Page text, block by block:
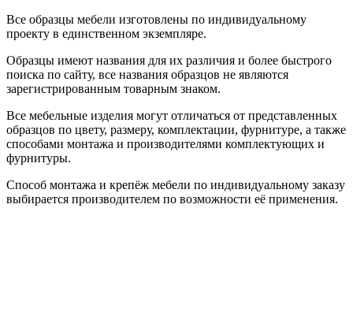
Все образцы мебели изготовлены по индивидуальному
проекту в единственном экземпляре.
Образцы имеют названия для их различия и более быстрого
поиска по сайту, все названия образцов не являются
зарегистрированным товарным знаком.
Все мебельные изделия могут отличаться от представленных
образцов по цвету, размеру, комплектации, фурнитуре, а также
способами монтажа и производителями комплектующих и
фурнитуры.
Способ монтажа и крепёж мебели по индивидуальному заказу
выбирается производителем по возможности её применения.